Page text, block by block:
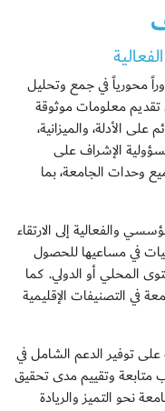
محورياً في جمع وتحليل
تقديم معلومات موثوقة
الأدلة، والميزانية،
الإشراف على
وحدات الجامعة، بما
والفعالية إلى الارتقاء
في مساعيها للحصول
المحلي أو الدولي. كما
في التصنيفات الإقليمية
توفير الدعم الشامل في
متابعة وتقييم مدى تحقيق
نحو التميز والريادة